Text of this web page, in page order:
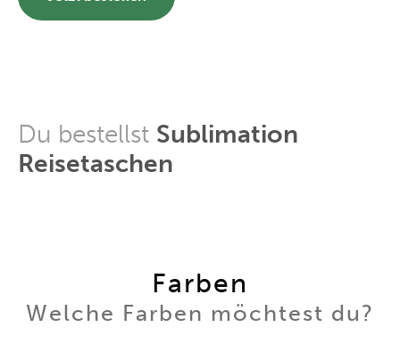
Du bestellst Sublimation
Reisetaschen
Farben
Welche Farben möchtest du?